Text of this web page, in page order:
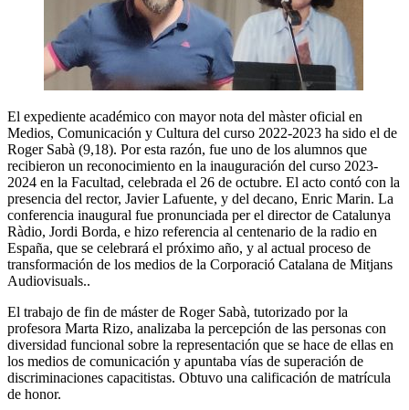
El expediente académico con mayor nota del màster oficial en
Medios, Comunicación y Cultura del curso 2022-2023 ha sido el de
Roger Sabà (9,18). Por esta razón, fue uno de los alumnos que
recibieron un reconocimiento en la inauguración del curso 2023-
2024 en la Facultad, celebrada el 26 de octubre. El acto contó con la
presencia del rector, Javier Lafuente, y del decano, Enric Marin. La
conferencia inaugural fue pronunciada per el director de Catalunya
Ràdio, Jordi Borda, e hizo referencia al centenario de la radio en
España, que se celebrará el próximo año, y al actual proceso de
transformación de los medios de la Corporació Catalana de Mitjans
Audiovisuals..
El trabajo de fin de máster de Roger Sabà, tutorizado por la
profesora Marta Rizo, analizaba la percepción de las personas con
diversidad funcional sobre la representación que se hace de ellas en
los medios de comunicación y apuntaba vías de superación de
discriminaciones capacitistas. Obtuvo una calificación de matrícula
de honor.